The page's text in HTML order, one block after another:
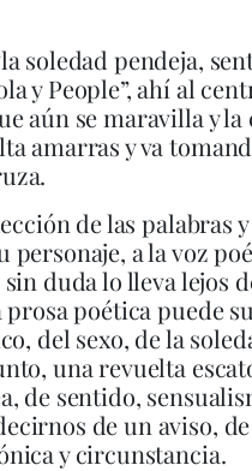
soledad pendeja,
y People”, ahí al
aún se maravilla y
amarras y va
de las palabras
personaje, a la voz
duda lo lleva lejos
poética puede
del sexo, de la
una revuelta
de sentido,
de un aviso,
y circunstancia.